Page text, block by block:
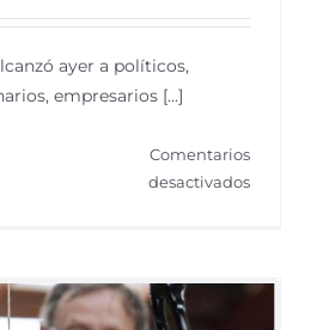
ayer a políticos,
empresarios [...]
Comentarios
desactivadosen
a